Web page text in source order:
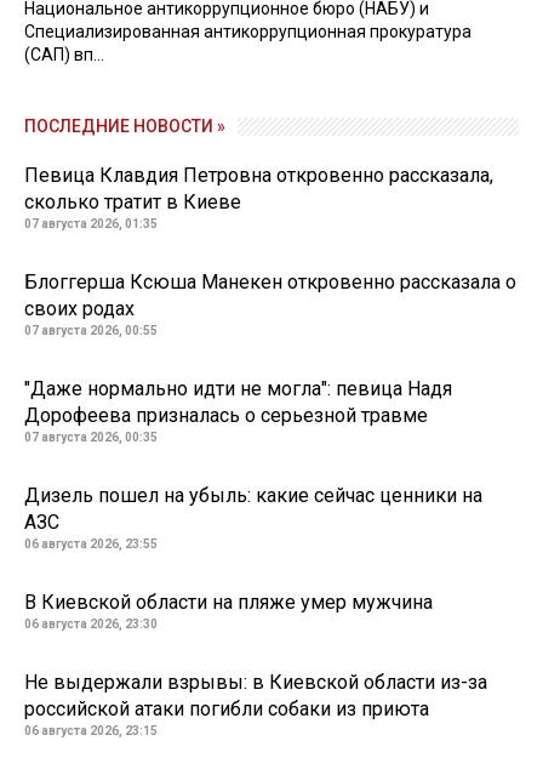
Национальное антикоррупционное бюро (НАБУ) и
Специализированная антикоррупционная прокуратура
(САП) вп...
ПОСЛЕДНИЕ НОВОСТИ »
Певица Клавдия Петровна откровенно рассказала,
сколько тратит в Киеве
07 августа 2026, 01:35
Блоггерша Ксюша Манекен откровенно рассказала о
своих родах
07 августа 2026, 00:55
"Даже нормально идти не могла": певица Надя
Дорофеева призналась о серьезной травме
07 августа 2026, 00:35
Дизель пошел на убыль: какие сейчас ценники на
АЗС
06 августа 2026, 23:55
В Киевской области на пляже умер мужчина
06 августа 2026, 23:30
Не выдержали взрывы: в Киевской области из-за
российской атаки погибли собаки из приюта
06 августа 2026, 23:15